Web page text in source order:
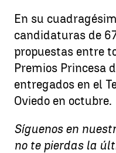
En su
candidaturas de
propuestas entre
Premios Princesa
entregados en el
Oviedo en octubre.
Síguenos en
no te pierdas la